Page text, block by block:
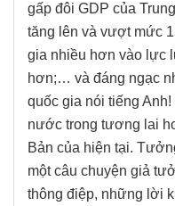
gấp đôi GDP của
tăng lên và vượt mức
gia nhiều hơn vào lực
hơn;… và đáng ngạc
quốc gia nói tiếng
nước trong tương lai
Bản của hiện tại.
một câu chuyện giả
thông điệp, những lời